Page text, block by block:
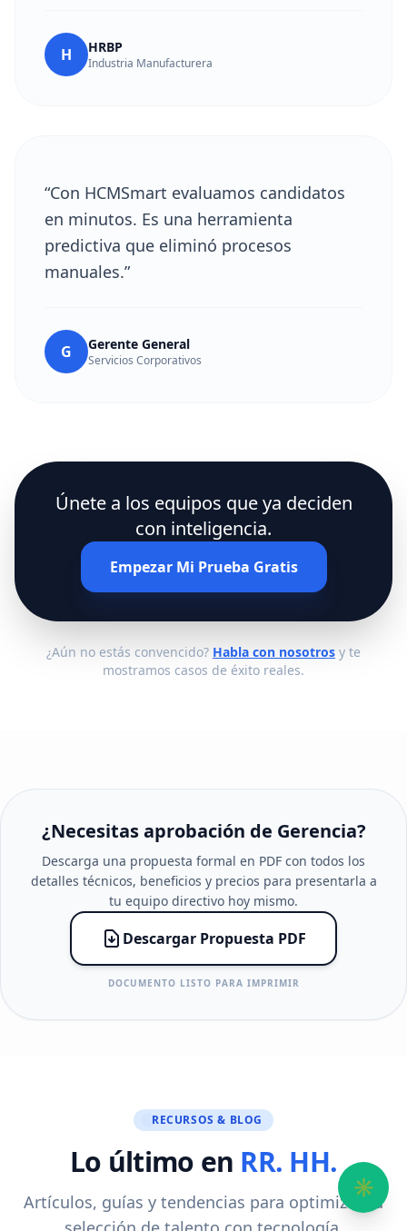
H HRBP
Industria Manufacturera
“Con HCMSmart evaluamos candidatos
en minutos. Es una herramienta
predictiva que eliminó procesos
manuales.”
G Gerente General
Servicios Corporativos
Únete a los equipos que ya deciden
con inteligencia.
Empezar Mi Prueba Gratis
¿Aún no estás convencido? Habla con nosotros y te
mostramos casos de éxito reales.
¿Necesitas aprobación de Gerencia?
Descarga una propuesta formal en PDF con todos los
detalles técnicos, beneficios y precios para presentarla a
tu equipo directivo hoy mismo.
Descargar Propuesta PDF
DOCUMENTO LISTO PARA IMPRIMIR
RECURSOS & BLOG
Lo último en RR. HH.
Artículos, guías y tendencias para optimizar tu
✳︎